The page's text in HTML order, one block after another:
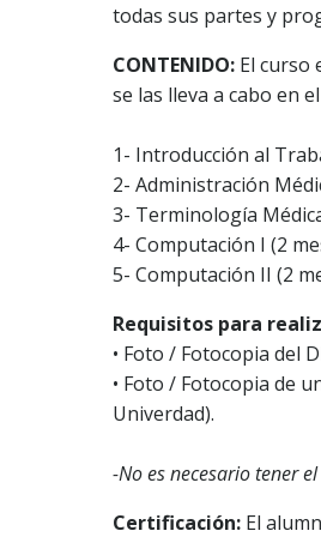
todas sus partes y
CONTENIDO: El curso
se las lleva a cabo en
1- Introducción al
2- Administración
3- Terminología
4- Computación I (2
5- Computación II (2
Requisitos para
• Foto / Fotocopia del
• Foto / Fotocopia de
Univerdad).
-No es necesario tener
Certificación: El